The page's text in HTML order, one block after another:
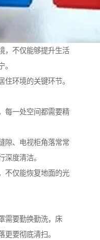
，不仅能够提升生活
。
住环境的关键环节。
每一处空间都需要精
隙、电视柜角落常常
深度清洁。
不仅能恢复地面的光
需要勤换勤洗，床
更要彻底清扫。